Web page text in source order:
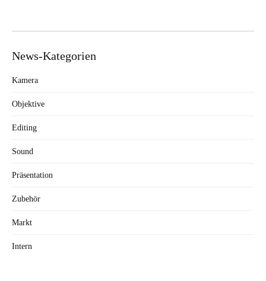
News-Kategorien
Kamera
Objektive
Editing
Sound
Präsentation
Zubehör
Markt
Intern